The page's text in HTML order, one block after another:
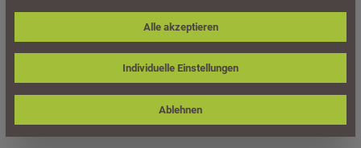
Skan Holz Vordach Stralsund, Typ 4,
Doppeltür
Individuelle Einstellungen
Ablehnen
Alle akzeptieren